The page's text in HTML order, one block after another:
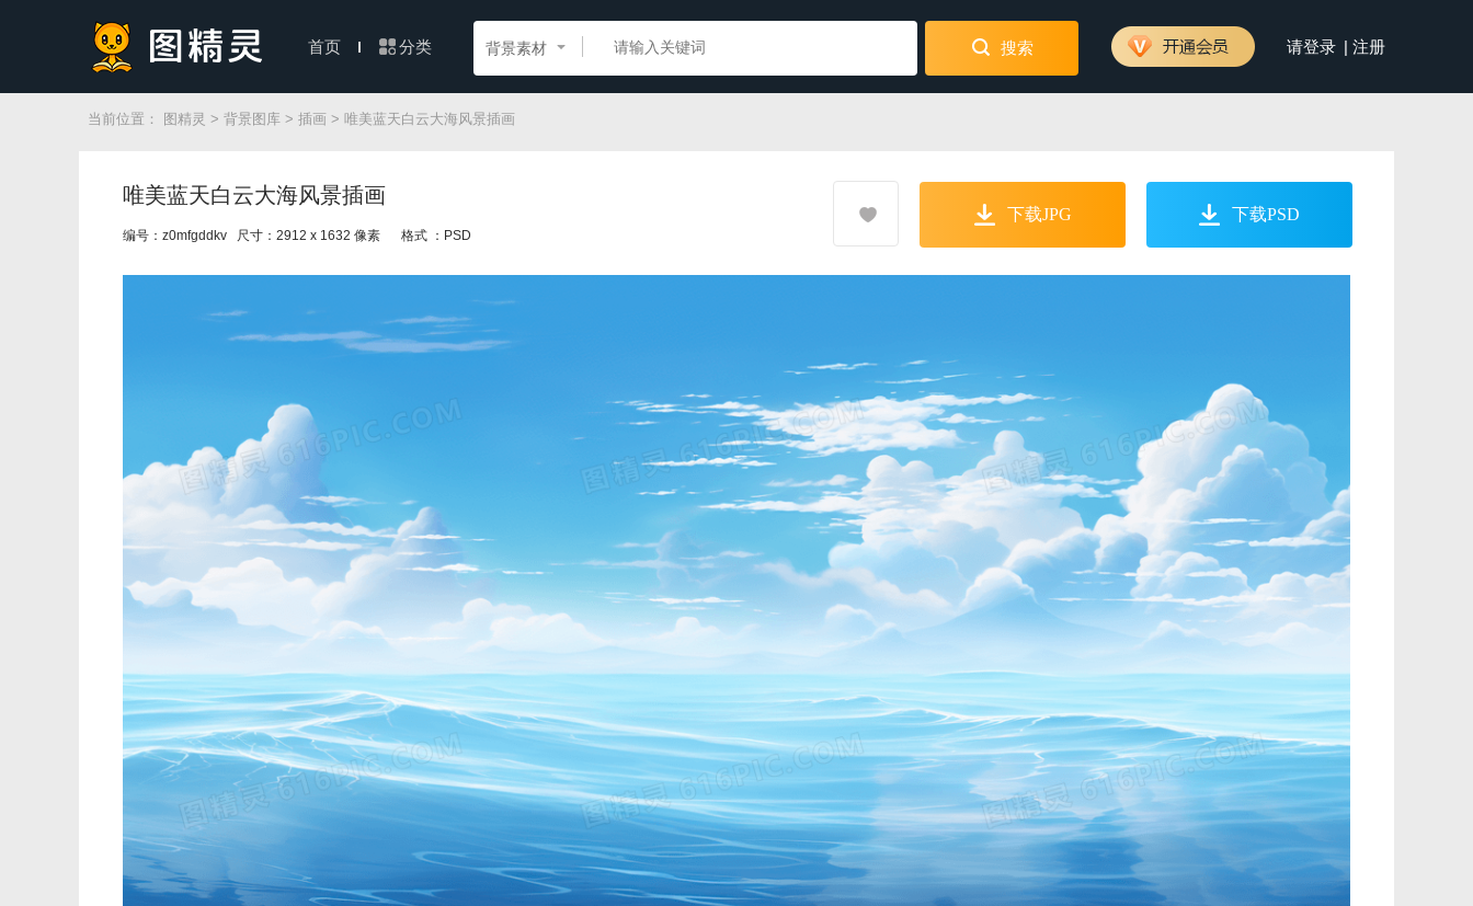
首页 分类 背景素材 搜索 请登录 | 注册
当前位置： 图精灵 > 背景图库 > 插画 > 唯美蓝天白云大海风景插画
唯美蓝天白云大海风景插画
编号：z0mfgddkv 尺寸：2912 x 1632 像素 格式 ：PSD
下载JPG 下载PSD